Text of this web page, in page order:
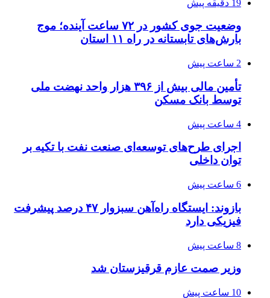
19 دقیقه پیش
وضعیت جوی کشور در ۷۲ ساعت آینده؛ موج
بارش‌های تابستانه در راه ۱۱ استان
2 ساعت پیش
تأمین مالی بیش از ۳۹۶ هزار واحد نهضت ملی
توسط بانک مسکن
4 ساعت پیش
اجرای طرح‌های توسعه‌ای صنعت نفت با تکیه بر
توان داخلی
6 ساعت پیش
بازوند: ایستگاه راه‌آهن سبزوار ۴۷ درصد پیشرفت
فیزیکی دارد
8 ساعت پیش
وزیر صمت عازم قرقیزستان شد
10 ساعت پیش